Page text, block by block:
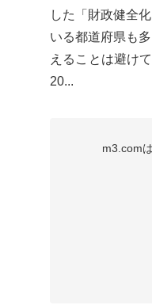
した「財政健全
いる都道府県も
えることは避け
20...
m3.com